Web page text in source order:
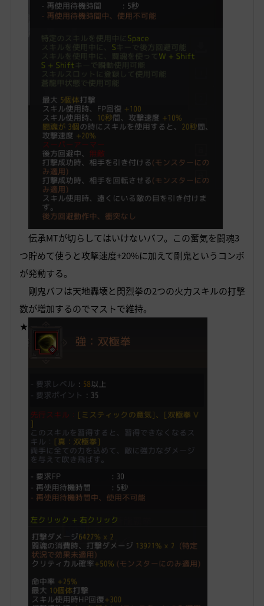
伝承MTが切らしてはいけないバフ。この奮気を闘魂3
つ貯めて使うと攻撃速度+20%に加えて剛鬼というコンボ
が発動する。
剛鬼バフは天地轟壊と閃烈拳の2つの火力スキルの打撃
数が増加するのでマストで維持。
★